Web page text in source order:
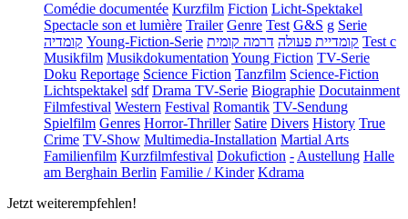
Comédie documentée Kurzfilm Fiction Licht-Spektakel
Spectacle son et lumière Trailer Genre Test G&S g Serie
קומדיה Young-Fiction-Serie קומדיית פעולה דרמה קומית
Test c
Musikfilm Musikdokumentation Young Fiction TV-Serie
Doku Reportage Science Fiction Tanzfilm Science-Fiction
Lichtspektakel sdf Drama TV-Serie Biographie Docutainment
Filmfestival Western Festival Romantik TV-Sendung
Spielfilm Genres Horror-Thriller Satire Divers History True
Crime TV-Show Multimedia-Installation Martial Arts
Familienfilm Kurzfilmfestival Dokufiction - Austellung Halle
am Berghain Berlin Familie / Kinder Kdrama
Jetzt weiterempfehlen!